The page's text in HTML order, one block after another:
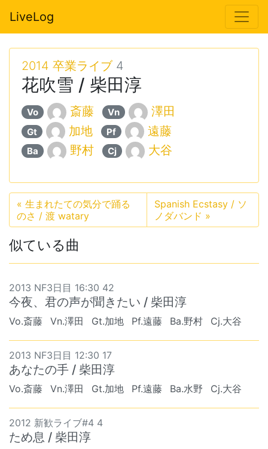
LiveLog
2014 卒業ライブ4
花吹雪 / 柴田淳
Vo 斎藤 Vn 澤田
Gt 加地 Pf 遠藤
Ba 野村 Cj 大谷
« 生まれたての気分で踊る
のさ / 渡 watary
Spanish Ecstasy / ソ
ノダバンド »
似ている曲
2013 NF3日目 16:30 42
今夜、君の声が聞きたい / 柴田淳
Vo.斎藤 Vn.澤田 Gt.加地 Pf.遠藤 Ba.野村 Cj.大谷
2013 NF3日目 12:30 17
あなたの手 / 柴田淳
Vo.斎藤 Vn.澤田 Gt.加地 Pf.遠藤 Ba.水野 Cj.大谷
2012 新歓ライブ#4 4
ため息 / 柴田淳